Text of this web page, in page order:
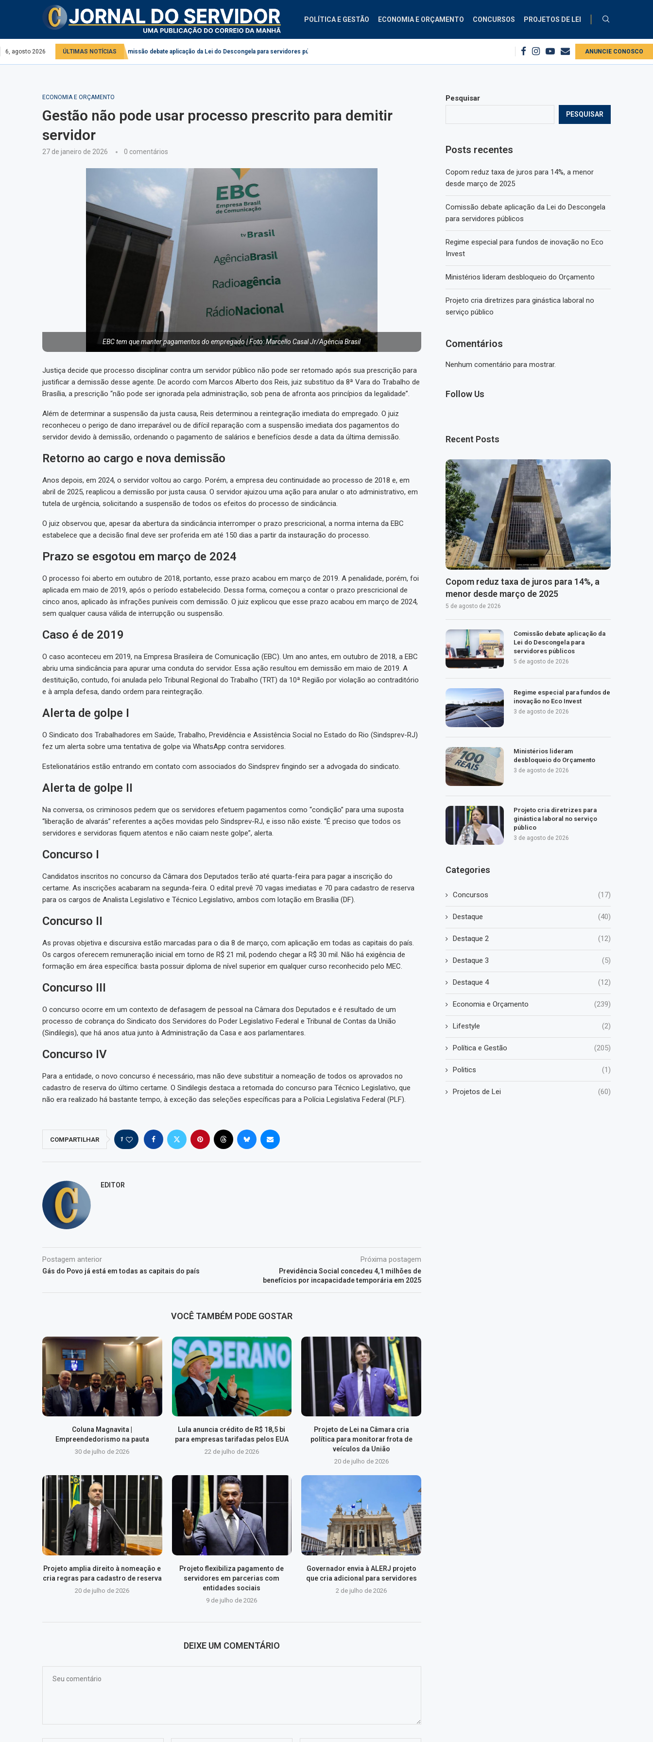
POLÍTICA E GESTÃO ECONOMIA E ORÇAMENTO CONCURSOS PROJETOS DE LEI
6, agosto 2026 ÚLTIMAS NOTÍCIAS
público e privado Comissão debate aplicação da Lei do Descongela para servidores públicos Projeto cria diretrizes para ginástica laboral no serviço público Copom reduz taxa de juros para 14%, a menor desde março...
ANUNCIE CONOSCO
ECONOMIA E ORÇAMENTO
Gestão não pode usar processo prescrito para demitir
servidor
27 de janeiro de 2026 0 comentários
EBC tem que manter pagamentos do empregado | Foto: Marcello Casal Jr/Agência Brasil
Justiça decide que processo disciplinar contra um servidor público não pode ser retomado após sua prescrição para
justificar a demissão desse agente. De acordo com Marcos Alberto dos Reis, juiz substituo da 8ª Vara do Trabalho de
Brasília, a prescrição “não pode ser ignorada pela administração, sob pena de afronta aos princípios da legalidade”.
Além de determinar a suspensão da justa causa, Reis determinou a reintegração imediata do empregado. O juiz
reconheceu o perigo de dano irreparável ou de difícil reparação com a suspensão imediata dos pagamentos do
servidor devido à demissão, ordenando o pagamento de salários e benefícios desde a data da última demissão.
Retorno ao cargo e nova demissão
Anos depois, em 2024, o servidor voltou ao cargo. Porém, a empresa deu continuidade ao processo de 2018 e, em
abril de 2025, reaplicou a demissão por justa causa. O servidor ajuizou uma ação para anular o ato administrativo, em
tutela de urgência, solicitando a suspensão de todos os efeitos do processo de sindicância.
O juiz observou que, apesar da abertura da sindicância interromper o prazo prescricional, a norma interna da EBC
estabelece que a decisão final deve ser proferida em até 150 dias a partir da instauração do processo.
Prazo se esgotou em março de 2024
O processo foi aberto em outubro de 2018, portanto, esse prazo acabou em março de 2019. A penalidade, porém, foi
aplicada em maio de 2019, após o período estabelecido. Dessa forma, começou a contar o prazo prescricional de
cinco anos, aplicado às infrações puníveis com demissão. O juiz explicou que esse prazo acabou em março de 2024,
sem qualquer causa válida de interrupção ou suspensão.
Caso é de 2019
O caso aconteceu em 2019, na Empresa Brasileira de Comunicação (EBC). Um ano antes, em outubro de 2018, a EBC
abriu uma sindicância para apurar uma conduta do servidor. Essa ação resultou em demissão em maio de 2019. A
destituição, contudo, foi anulada pelo Tribunal Regional do Trabalho (TRT) da 10ª Região por violação ao contraditório
e à ampla defesa, dando ordem para reintegração.
Alerta de golpe I
O Sindicato dos Trabalhadores em Saúde, Trabalho, Previdência e Assistência Social no Estado do Rio (Sindsprev-RJ)
fez um alerta sobre uma tentativa de golpe via WhatsApp contra servidores.
Estelionatários estão entrando em contato com associados do Sindsprev fingindo ser a advogada do sindicato.
Alerta de golpe II
Na conversa, os criminosos pedem que os servidores efetuem pagamentos como “condição” para uma suposta
“liberação de alvarás” referentes a ações movidas pelo Sindsprev-RJ, e isso não existe. “É preciso que todos os
servidores e servidoras fiquem atentos e não caiam neste golpe”, alerta.
Concurso I
Candidatos inscritos no concurso da Câmara dos Deputados terão até quarta-feira para pagar a inscrição do
certame. As inscrições acabaram na segunda-feira. O edital prevê 70 vagas imediatas e 70 para cadastro de reserva
para os cargos de Analista Legislativo e Técnico Legislativo, ambos com lotação em Brasília (DF).
Concurso II
As provas objetiva e discursiva estão marcadas para o dia 8 de março, com aplicação em todas as capitais do país.
Os cargos oferecem remuneração inicial em torno de R$ 21 mil, podendo chegar a R$ 30 mil. Não há exigência de
formação em área específica: basta possuir diploma de nível superior em qualquer curso reconhecido pelo MEC.
Concurso III
O concurso ocorre em um contexto de defasagem de pessoal na Câmara dos Deputados e é resultado de um
processo de cobrança do Sindicato dos Servidores do Poder Legislativo Federal e Tribunal de Contas da União
(Sindilegis), que há anos atua junto à Administração da Casa e aos parlamentares.
Concurso IV
Para a entidade, o novo concurso é necessário, mas não deve substituir a nomeação de todos os aprovados no
cadastro de reserva do último certame. O Sindilegis destaca a retomada do concurso para Técnico Legislativo, que
não era realizado há bastante tempo, à exceção das seleções específicas para a Polícia Legislativa Federal (PLF).
COMPARTILHAR 1
EDITOR
Postagem anterior
Gás do Povo já está em todas as capitais do país
Próxima postagem
Previdência Social concedeu 4,1 milhões de
benefícios por incapacidade temporária em 2025
VOCÊ TAMBÉM PODE GOSTAR
Coluna Magnavita |
Empreendedorismo na pauta
30 de julho de 2026
Lula anuncia crédito de R$ 18,5 bi
para empresas tarifadas pelos EUA
22 de julho de 2026
Projeto de Lei na Câmara cria
política para monitorar frota de
veículos da União
20 de julho de 2026
Projeto amplia direito à nomeação e
cria regras para cadastro de reserva
20 de julho de 2026
Projeto flexibiliza pagamento de
servidores em parcerias com
entidades sociais
9 de julho de 2026
Governador envia à ALERJ projeto
que cria adicional para servidores
2 de julho de 2026
DEIXE UM COMENTÁRIO
Pesquisar
PESQUISAR
Posts recentes
Copom reduz taxa de juros para 14%, a menor
desde março de 2025
Comissão debate aplicação da Lei do Descongela
para servidores públicos
Regime especial para fundos de inovação no Eco
Invest
Ministérios lideram desbloqueio do Orçamento
Projeto cria diretrizes para ginástica laboral no
serviço público
Comentários
Nenhum comentário para mostrar.
Follow Us
Recent Posts
Copom reduz taxa de juros para 14%, a
menor desde março de 2025
5 de agosto de 2026
Comissão debate aplicação da
Lei do Descongela para
servidores públicos
5 de agosto de 2026
Regime especial para fundos de
inovação no Eco Invest
3 de agosto de 2026
Ministérios lideram
desbloqueio do Orçamento
3 de agosto de 2026
Projeto cria diretrizes para
ginástica laboral no serviço
público
3 de agosto de 2026
Categories
Concursos (17)
Destaque (40)
Destaque 2 (12)
Destaque 3 (5)
Destaque 4 (12)
Economia e Orçamento (239)
Lifestyle (2)
Política e Gestão (205)
Politics (1)
Projetos de Lei (60)